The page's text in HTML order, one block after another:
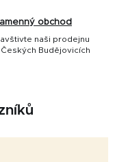
obchod
naši prodejnu
Budějovicích